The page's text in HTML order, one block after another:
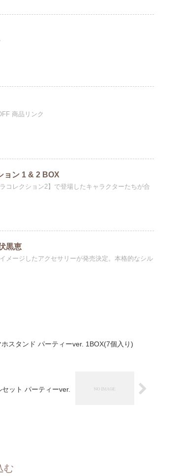
商品リンク
ョン 1 & 2 BOX
コレクション2】で登場したキャラクターたちが合
黒恵
メージしたアクセサリーが発売決定。本格的なシル
スタンド パーティーver. 1BOX(7個入り)
ット パーティーver.
む